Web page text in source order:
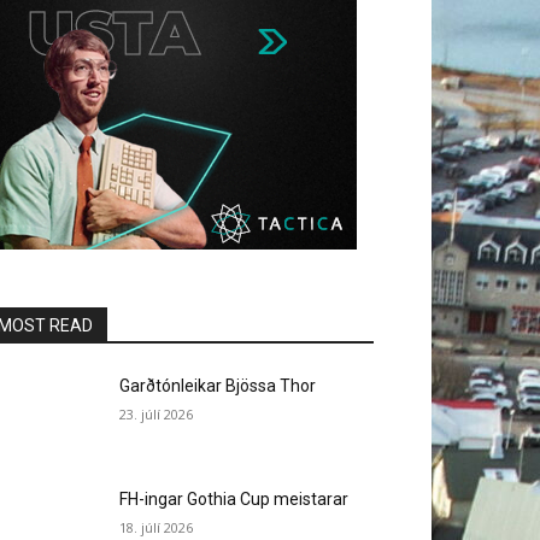
READ
Garðtónleikar Bjössa Thor
23. júlí 2026
FH-ingar Gothia Cup meistarar
18. júlí 2026